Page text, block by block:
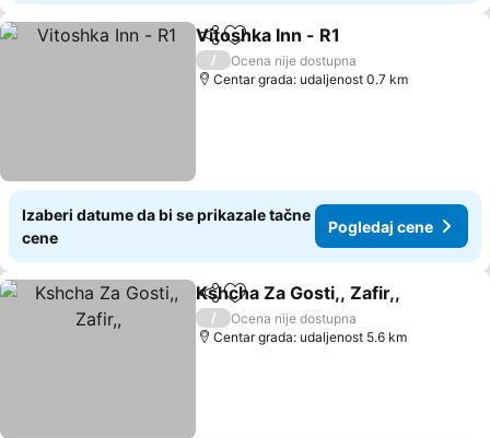
Deli Dodati u favorite
Vitoshka Inn - R1
/
Ocena nije dostupna
Centar grada: udaljenost 0.7 km
Izaberi datume da bi se prikazale tačne
cene
Pogledaj cene
Deli Dodati u favorite
Kshcha Za Gosti,, Zafir,,
/
Ocena nije dostupna
Centar grada: udaljenost 5.6 km